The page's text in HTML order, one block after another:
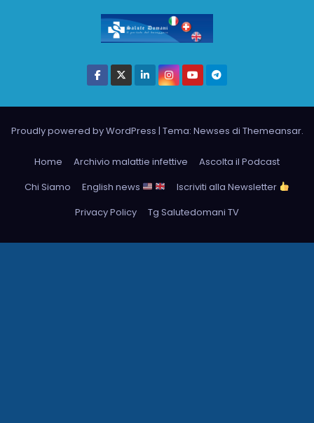
Proudly powered by WordPress | Tema: Newses di Themeansar.
Home Archivio malattie infettive
Ascolta il Podcast
Chi Siamo
English news
Iscriviti alla Newsletter
Privacy Policy
Tg Salutedomani TV